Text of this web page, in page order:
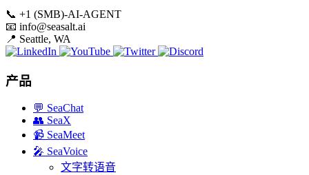
📞 +1 (SMB)-AI-AGENT
📧 info@seasalt.ai
📍 Seattle, WA
产品
💬 SeaChat
👥 SeaX
📹 SeaMeet
🎤 SeaVoice
文字转语音